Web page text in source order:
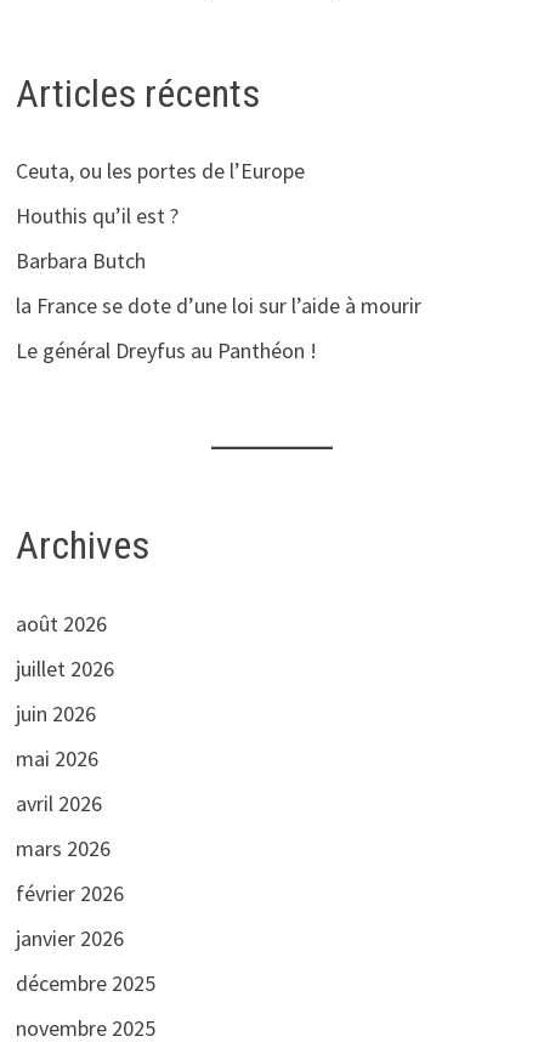
Articles récents
Ceuta, ou les portes de l’Europe
Houthis qu’il est ?
Barbara Butch
la France se dote d’une loi sur l’aide à mourir
Le général Dreyfus au Panthéon !
Archives
août 2026
juillet 2026
juin 2026
mai 2026
avril 2026
mars 2026
février 2026
janvier 2026
décembre 2025
novembre 2025